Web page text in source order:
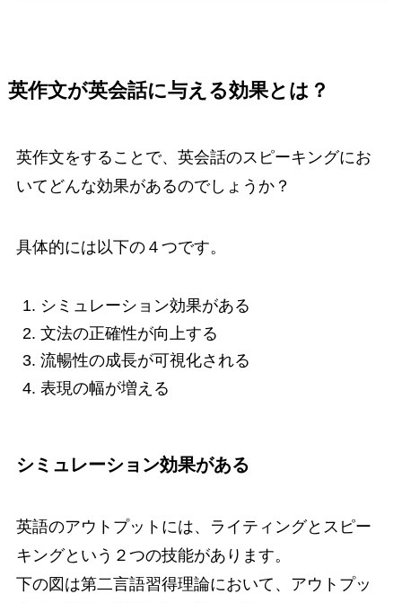
英作文が英会話に与える効果とは？
英作文をすることで、英会話のスピーキングにお
いてどんな効果があるのでしょうか？
具体的には以下の４つです。
シミュレーション効果がある
文法の正確性が向上する
流暢性の成長が可視化される
表現の幅が増える
シミュレーション効果がある
英語のアウトプットには、ライティングとスピー
キングという２つの技能があります。
下の図は第二言語習得理論において、アウトプッ